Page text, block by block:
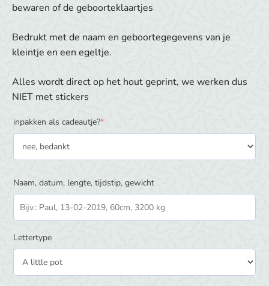
bewaren of de geboorteklaartjes
Bedrukt met de naam en geboortegegevens van je
kleintje en een egeltje.
Alles wordt direct op het hout geprint, we werken dus
NIET met stickers
inpakken als cadeautje?*(required)
Naam, datum, lengte, tijdstip, gewicht
Lettertype